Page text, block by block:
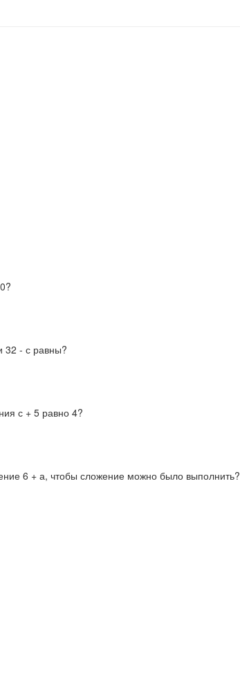
32 - с равны?
с + 5 равно 4?
6 + а, чтобы сложение можно было выполнить?